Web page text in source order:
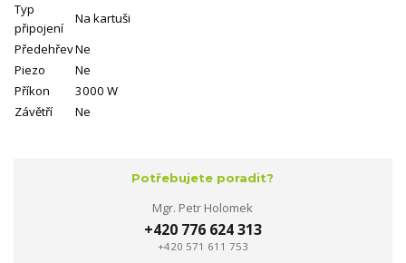
Typ
připojení
Na kartuši
PředehřevNe
Piezo
Ne
Příkon
3000 W
Závětří
Ne
Potřebujete poradit?
Mgr. Petr Holomek
+420 776 624 313
+420 571 611 753